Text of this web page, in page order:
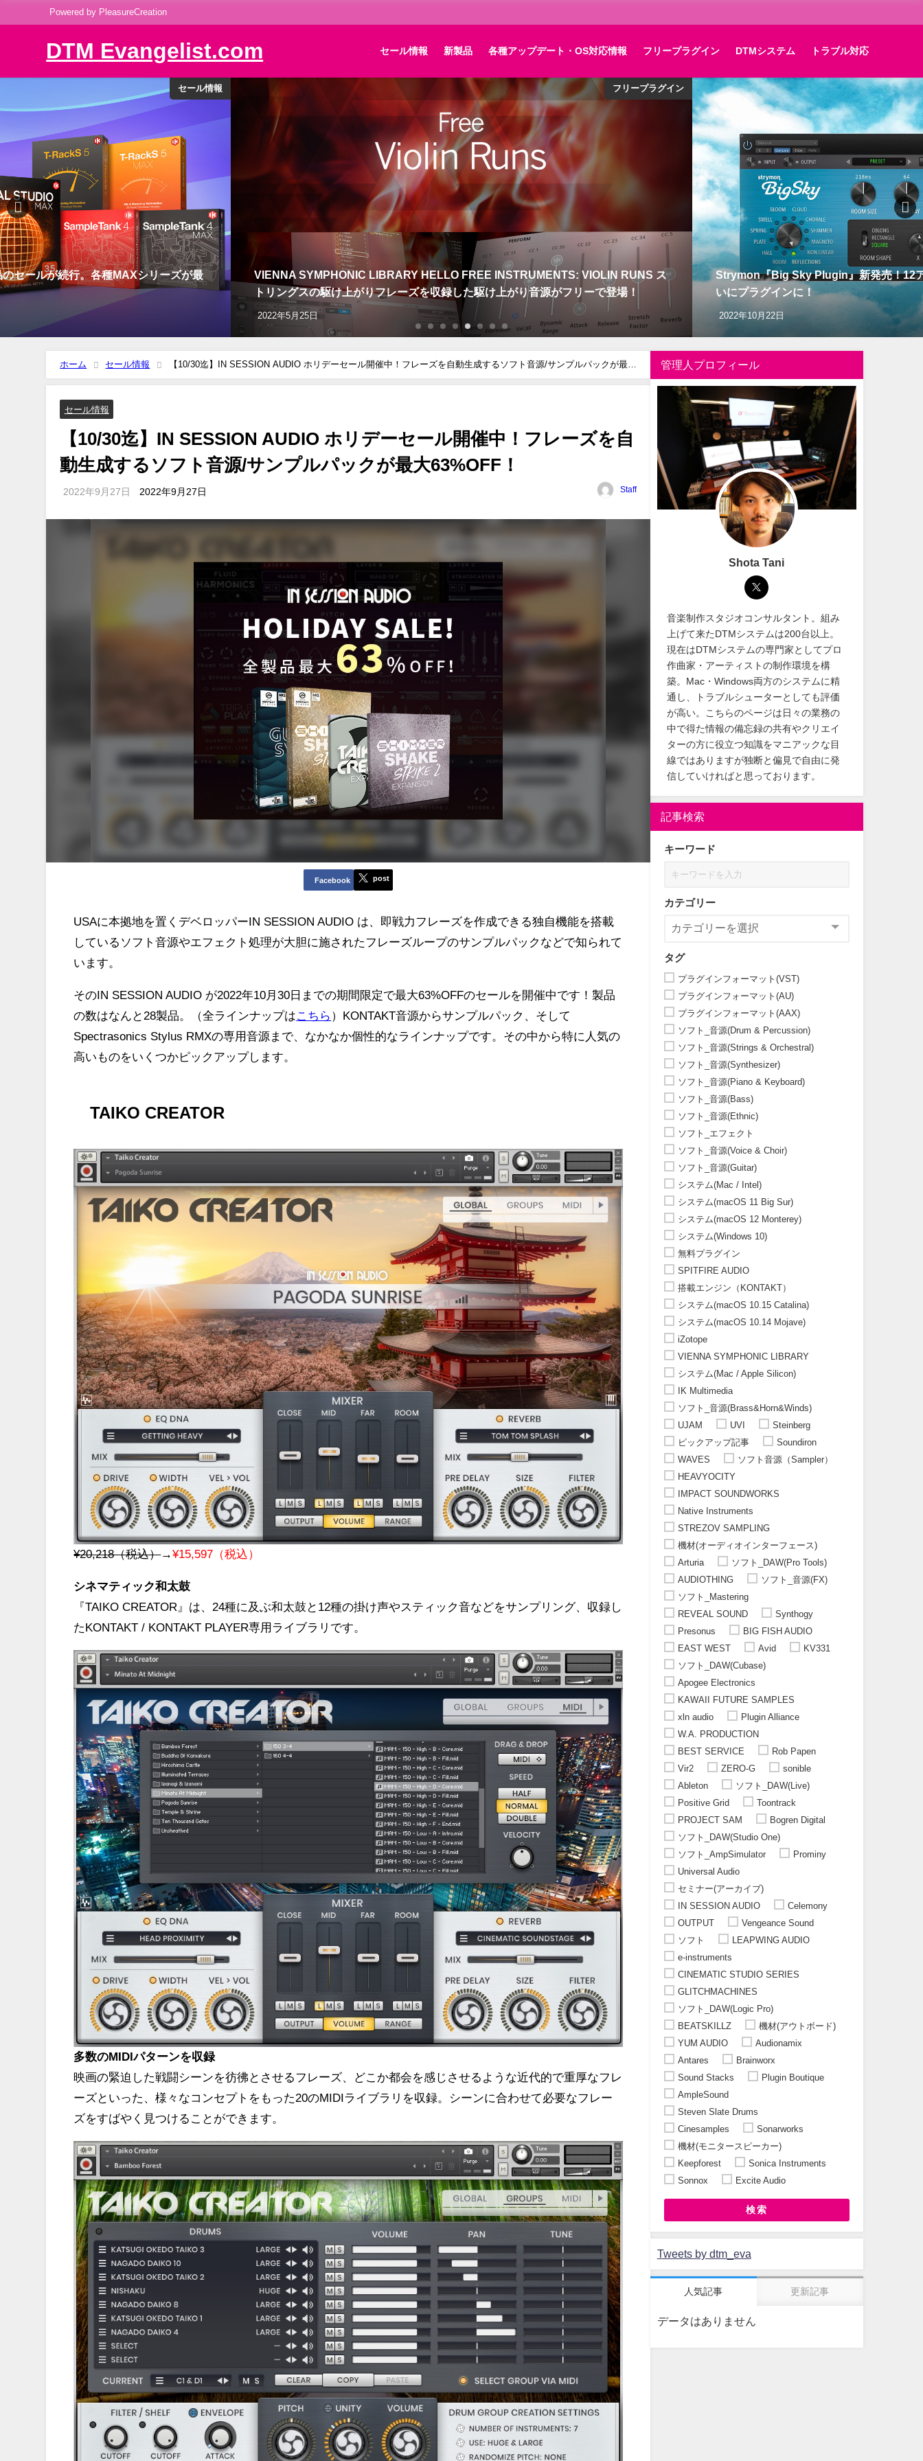
Powered by PleasureCreation
DTM Evangelist.com セール情報 新製品 各種アップデート・OS対応情報 フリープラグイン DTMシステム トラブル対応
フリープラグイン
INSTRUMENTS: VIOLIN RUNS ス
駆け上がり音源がフリーで登場！
新製品
Strymon『Big Sky Plugin』新発売！12アルゴリズムの最高峰ペダルリバーブがつ
いにプラグインに！
2022年10月22日
無料でナイロンギター音源をGET。
た！
2022年6月30日
ホーム セール情報
【10/30迄】IN SESSION AUDIO ホリデーセール開催中！フレーズを自動生成するソフト音源/サンプルパックが最大
63%OFF！
セール情報
【10/30迄】IN SESSION AUDIO ホリデーセール開催中！フレーズを自
動生成するソフト音源/サンプルパックが最大63%OFF！
2022年9月27日 2022年9月27日 Staff
Facebook post
USAに本拠地を置くデベロッパーIN SESSION AUDIO は、 即戦力フレーズを作成できる独自機能を搭載
しているソフト音源やエフェクト処理が大胆に施されたフレーズループのサンプルパックなどで知られて
います。
そのIN SESSION AUDIO が2022年10月30日までの期間限定で最大63%OFFのセールを開催中です！製品
の数はなんと28製品。（全ラインナップはこちら ）KONTAKT音源からサンプルパック、そして
Spectrasonics Stylus RMXの専用音源まで、なかなか個性的なラインナップです。その中から特に人気の
高いものをいくつかピックアップします。
TAIKO CREATOR
¥20,218（税込）→¥15,597（税込）
シネマティック和太鼓
『TAIKO CREATOR』は、24種に及ぶ和太鼓と12種の掛け声やスティック音などをサンプリング、収録し
たKONTAKT / KONTAKT PLAYER専用ライブラリです。
多数のMIDIパターンを収録
映画の緊迫した戦闘シーンを彷彿とさせるフレーズ、どこか都会を感じさせるような近代的で重厚なフレ
ーズといった、様々なコンセプトをもった20のMIDIライブラリを収録。シーンに合わせて必要なフレー
ズをすばやく見つけることができます。
管理人プロフィール
Shota Tani
音楽制作スタジオコンサルタント。組み
上げて来たDTMシステムは200台以上。
現在はDTMシステムの専門家としてプロ
作曲家・アーティストの制作環境を構
築。Mac・Windows両方のシステムに精
通し、トラブルシューターとしても評価
が高い。こちらのページは日々の業務の
中で得た情報の備忘録の共有やクリエイ
ターの方に役立つ知識をマニアックな目
線ではありますが独断と偏見で自由に発
信していければと思っております。
記事検索
キーワード
カテゴリー
タグ
プラグインフォーマット(VST)
プラグインフォーマット(AU)
プラグインフォーマット(AAX)
ソフト_音源(Drum & Percussion)
ソフト_音源(Strings & Orchestral)
ソフト_音源(Synthesizer)
ソフト_音源(Piano & Keyboard)
ソフト_音源(Bass)
ソフト_音源(Ethnic)
ソフト_エフェクト
ソフト_音源(Voice & Choir)
ソフト_音源(Guitar)
システム(Mac / Intel)
システム(macOS 11 Big Sur)
システム(macOS 12 Monterey)
システム(Windows 10)
無料プラグイン
SPITFIRE AUDIO
搭載エンジン（KONTAKT）
システム(macOS 10.15 Catalina)
システム(macOS 10.14 Mojave)
iZotope
VIENNA SYMPHONIC LIBRARY
システム(Mac / Apple Silicon)
IK Multimedia
ソフト_音源(Brass&Horn&Winds)
UJAM
UVI
Steinberg
ピックアップ記事
Soundiron
WAVES
ソフト音源（Sampler）
HEAVYOCITY
IMPACT SOUNDWORKS
Native Instruments
STREZOV SAMPLING
機材(オーディオインターフェース)
Arturia
ソフト_DAW(Pro Tools)
AUDIOTHING
ソフト_音源(FX)
ソフト_Mastering
REVEAL SOUND
Synthogy
Presonus
BIG FISH AUDIO
EAST WEST
Avid
KV331
ソフト_DAW(Cubase)
Apogee Electronics
KAWAII FUTURE SAMPLES
xln audio
Plugin Alliance
W.A. PRODUCTION
BEST SERVICE
Rob Papen
Vir2
ZERO-G
sonible
Ableton
ソフト_DAW(Live)
Positive Grid
Toontrack
PROJECT SAM
Bogren Digital
ソフト_DAW(Studio One)
ソフト_AmpSimulator
Prominy
Universal Audio
セミナー(アーカイブ)
IN SESSION AUDIO
Celemony
OUTPUT
Vengeance Sound
ソフト
LEAPWING AUDIO
e-instruments
CINEMATIC STUDIO SERIES
GLITCHMACHINES
ソフト_DAW(Logic Pro)
BEATSKILLZ
機材(アウトボード)
YUM AUDIO
Audionamix
Antares
Brainworx
Sound Stacks
Plugin Boutique
AmpleSound
Steven Slate Drums
Cinesamples
Sonarworks
機材(モニタースピーカー)
Keepforest
Sonica Instruments
Sonnox
Excite Audio
検索
Tweets by dtm_eva
人気記事 更新記事
データはありません